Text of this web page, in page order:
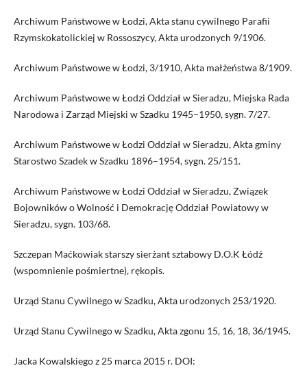
Archiwum Państwowe w Łodzi, Akta stanu cywilnego Parafii
Rzymskokatolickiej w Rossoszycy, Akta urodzonych 9/1906.
Archiwum Państwowe w Łodzi, 3/1910, Akta małżeństwa 8/1909.
Archiwum Państwowe w Łodzi Oddział w Sieradzu, Miejska Rada
Narodowa i Zarząd Miejski w Szadku 1945–1950, sygn. 7/27.
Archiwum Państwowe w Łodzi Oddział w Sieradzu, Akta gminy
Starostwo Szadek w Szadku 1896–1954, sygn. 25/151.
Archiwum Państwowe w Łodzi Oddział w Sieradzu, Związek
Bojowników o Wolność i Demokrację Oddział Powiatowy w
Sieradzu, sygn. 103/68.
Szczepan Maćkowiak starszy sierżant sztabowy D.O.K Łódź
(wspomnienie pośmiertne), rękopis.
Urząd Stanu Cywilnego w Szadku, Akta urodzonych 253/1920.
Urząd Stanu Cywilnego w Szadku, Akta zgonu 15, 16, 18, 36/1945.
Jacka Kowalskiego z 25 marca 2015 r. DOI: